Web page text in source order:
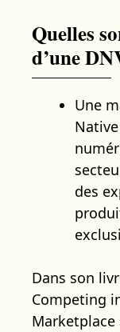
Quelles
d’une
Une
des
Dans son
Competing
Marketplace